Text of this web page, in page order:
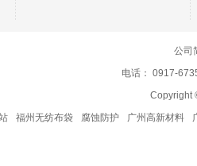
公司
电话： 0917-
Copyright
福州无纺布袋 腐蚀防护 广州高新材料